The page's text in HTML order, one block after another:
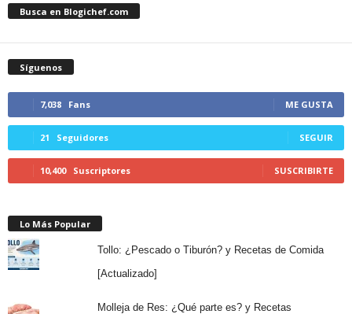
Busca en Blogichef.com
Síguenos
7,038 Fans ME GUSTA
21 Seguidores SEGUIR
10,400 Suscriptores SUSCRIBIRTE
Lo Más Popular
Tollo: ¿Pescado o Tiburón? y Recetas de Comida
[Actualizado]
Molleja de Res: ¿Qué parte es? y Recetas